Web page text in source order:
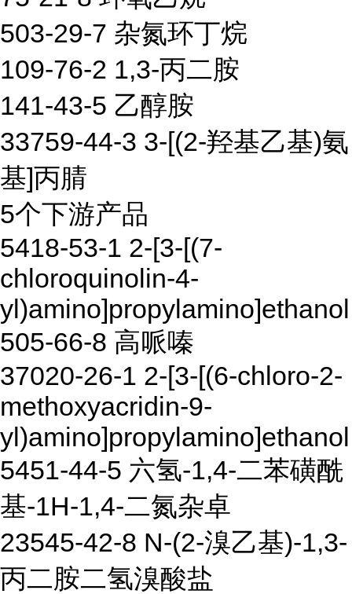
503-29-7 杂氮环丁烷
109-76-2 1,3-丙二胺
141-43-5 乙醇胺
33759-44-3 3-[(2-羟基乙基)氨
基]丙腈
5个下游产品
5418-53-1 2-[3-[(7-
chloroquinolin-4-
yl)amino]propylamino]ethanol
505-66-8 高哌嗪
37020-26-1 2-[3-[(6-chloro-2-
methoxyacridin-9-
yl)amino]propylamino]ethanol
5451-44-5 六氢-1,4-二苯磺酰
基-1H-1,4-二氮杂卓
23545-42-8 N-(2-溴乙基)-1,3-
丙二胺二氢溴酸盐